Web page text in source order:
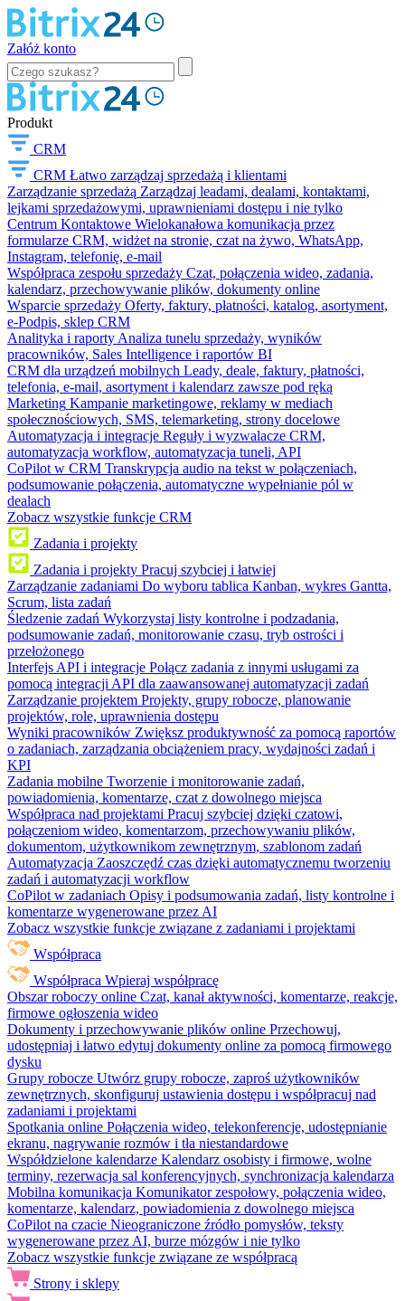
Załóż konto
Produkt
CRM
CRM Łatwo zarządzaj sprzedażą i klientami
Zarządzanie sprzedażą Zarządzaj leadami, dealami, kontaktami,
lejkami sprzedażowymi, uprawnieniami dostępu i nie tylko
Centrum Kontaktowe Wielokanałowa komunikacja przez
formularze CRM, widżet na stronie, czat na żywo, WhatsApp,
Instagram, telefonię, e-mail
Współpraca zespołu sprzedaży Czat, połączenia wideo, zadania,
kalendarz, przechowywanie plików, dokumenty online
Wsparcie sprzedaży Oferty, faktury, płatności, katalog, asortyment,
e-Podpis, sklep CRM
Analityka i raporty Analiza tunelu sprzedaży, wyników
pracowników, Sales Intelligence i raportów BI
CRM dla urządzeń mobilnych Leady, deale, faktury, płatności,
telefonia, e-mail, asortyment i kalendarz zawsze pod ręką
Marketing Kampanie marketingowe, reklamy w mediach
społecznościowych, SMS, telemarketing, strony docelowe
Automatyzacja i integracje Reguły i wyzwalacze CRM,
automatyzacja workflow, automatyzacja tuneli, API
CoPilot w CRM Transkrypcja audio na tekst w połączeniach,
podsumowanie połączenia, automatyczne wypełnianie pól w
dealach
Zobacz wszystkie funkcje CRM
Zadania i projekty
Zadania i projekty Pracuj szybciej i łatwiej
Zarządzanie zadaniami Do wyboru tablica Kanban, wykres Gantta,
Scrum, lista zadań
Śledzenie zadań Wykorzystaj listy kontrolne i podzadania,
podsumowanie zadań, monitorowanie czasu, tryb ostrości i
przełożonego
Interfejs API i integracje Połącz zadania z innymi usługami za
pomocą integracji API dla zaawansowanej automatyzacji zadań
Zarządzanie projektem Projekty, grupy robocze, planowanie
projektów, role, uprawnienia dostępu
Wyniki pracowników Zwiększ produktywność za pomocą raportów
o zadaniach, zarządzania obciążeniem pracy, wydajności zadań i
KPI
Zadania mobilne Tworzenie i monitorowanie zadań,
powiadomienia, komentarze, czat z dowolnego miejsca
Współpraca nad projektami Pracuj szybciej dzięki czatowi,
połączeniom wideo, komentarzom, przechowywaniu plików,
dokumentom, użytkownikom zewnętrznym, szablonom zadań
Automatyzacja Zaoszczędź czas dzięki automatycznemu tworzeniu
zadań i automatyzacji workflow
CoPilot w zadaniach Opisy i podsumowania zadań, listy kontrolne i
komentarze wygenerowane przez AI
Zobacz wszystkie funkcje związane z zadaniami i projektami
Współpraca
Współpraca Wpieraj współpracę
Obszar roboczy online Czat, kanał aktywności, komentarze, reakcje,
firmowe ogłoszenia wideo
Dokumenty i przechowywanie plików online Przechowuj,
udostępniaj i łatwo edytuj dokumenty online za pomocą firmowego
dysku
Grupy robocze Utwórz grupy robocze, zaproś użytkowników
zewnętrznych, skonfiguruj ustawienia dostępu i współpracuj nad
zadaniami i projektami
Spotkania online Połączenia wideo, telekonferencje, udostępnianie
ekranu, nagrywanie rozmów i tła niestandardowe
Współdzielone kalendarze Kalendarz osobisty i firmowe, wolne
terminy, rezerwacja sal konferencyjnych, synchronizacja kalendarza
Mobilna komunikacja Komunikator zespołowy, połączenia wideo,
komentarze, kalendarz, powiadomienia z dowolnego miejsca
CoPilot na czacie Nieograniczone źródło pomysłów, teksty
wygenerowane przez AI, burze mózgów i nie tylko
Zobacz wszystkie funkcje związane ze współpracą
Strony i sklepy